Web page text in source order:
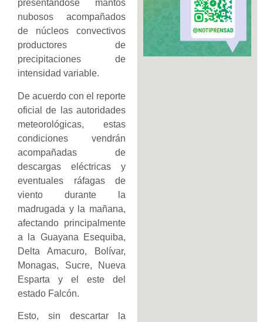
presentándose mantos
nubosos acompañados
de núcleos convectivos
productores de
precipitaciones de
intensidad variable.
De acuerdo con el reporte
oficial de las autoridades
meteorológicas, estas
condiciones vendrán
acompañadas de
descargas eléctricas y
eventuales ráfagas de
viento durante la
madrugada y la mañana,
afectando principalmente
a la Guayana Esequiba,
Delta Amacuro, Bolívar,
Monagas, Sucre, Nueva
Esparta y el este del
estado Falcón.
Esto, sin descartar la